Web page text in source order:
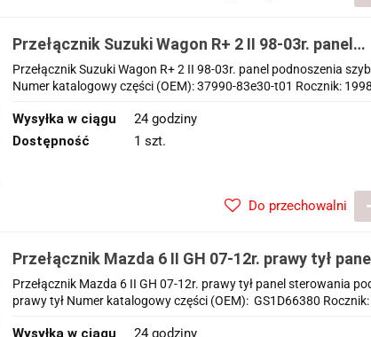
Przełącznik Suzuki Wagon R+ 2 II 98-03r. panel
podnoszenia szyb lewy przód EU 37990-83e30-
Przełącznik Suzuki Wagon R+ 2 II 98-03r. panel podnoszenia
Numer katalogowy części (OEM): 37990-83e30-t01 Rocznik:
Wysyłka w ciągu
24 godziny
Dostępność
1 szt.
Do przechowalni
Przełącznik Mazda 6 II GH 07-12r. prawy tył
sterowania podnoszenia szyb GS1D66380
Przełącznik Mazda 6 II GH 07-12r. prawy tył panel sterowania
prawy tył Numer katalogowy części (OEM): GS1D66380
Wysyłka w ciągu
24 godziny